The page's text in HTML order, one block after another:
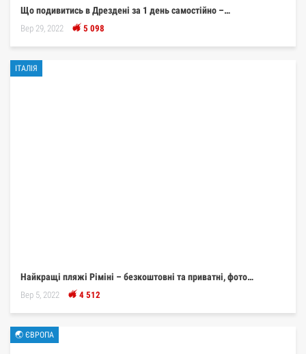
Що подивитись в Дрездені за 1 день самостійно –…
Вер 29, 2022 5 098
ІТАЛІЯ
Найкращі пляжі Ріміні – безкоштовні та приватні, фото…
Вер 5, 2022 4 512
🌏 ЄВРОПА